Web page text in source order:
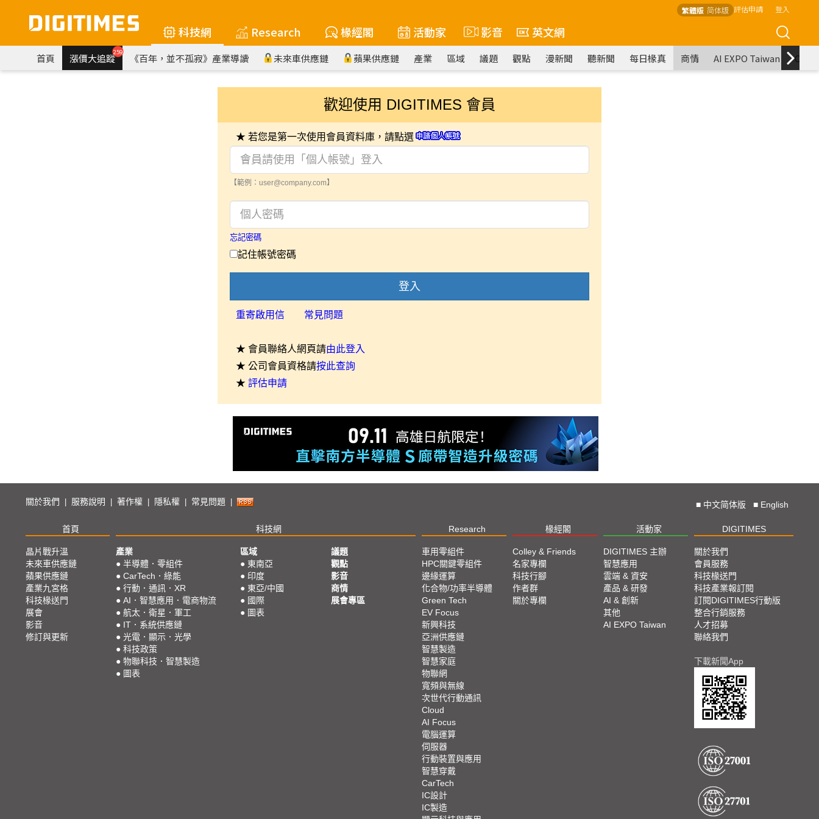
繁體版 简体版 評估申請 登入
科技網 Research 椽經閣 活動家 影音 英文網
首頁 漲價大追蹤259 《百年，並不孤寂》產業導讀 未來車供應鏈 蘋果供應鏈 產業 區域 議題 觀點 漫新聞 聽新聞 每日椽真 商情 AI EXPO Taiwan
歡迎使用 DIGITIMES 會員
★ 若您是第一次使用會員資料庫，請點選
【範例：user@company.com】
忘記密碼
記住帳號密碼
登入
重寄啟用信 常見問題
★ 會員聯絡人網頁請由此登入
★ 公司會員資格請按此查詢
★ 評估申請
關於我們 服務說明 著作權 隱私權 常見問題 ■ 中文简体版 ■ English
首頁 科技網 Research 椽經閣 活動家 DIGITIMES
晶片戰升溫
未來車供應鏈
蘋果供應鏈
產業九宮格
科技椽送門
展會
影音
修訂與更新
產業
● 半導體．零組件
● CarTech．綠能
● 行動．通訊．XR
● AI．智慧應用．電商物流
● 航太．衛星．軍工
● IT．系統供應鏈
● 光電．顯示．光學
● 科技政策
● 物聯科技．智慧製造
● 圖表
區域
● 東南亞
● 印度
● 東亞/中國
● 國際
● 圖表
議題
觀點
影音
商情
展會專區
車用零組件
HPC關鍵零組件
邊緣運算
化合物/功率半導體
Green Tech
EV Focus
新興科技
亞洲供應鏈
智慧製造
智慧家庭
物聯網
寬頻與無線
次世代行動通訊
Cloud
AI Focus
電腦運算
伺服器
行動裝置與應用
智慧穿戴
CarTech
IC設計
IC製造
Colley & Friends
名家專欄
科技行腳
作者群
關於專欄
DIGITIMES 主辦
智慧應用
雲端 & 資安
產品 & 研發
AI & 創新
其他
AI EXPO Taiwan
關於我們
會員服務
科技椽送門
科技產業報訂閱
訂閱DIGITIMES行動版
整合行銷服務
人才招募
聯絡我們
下載新聞App